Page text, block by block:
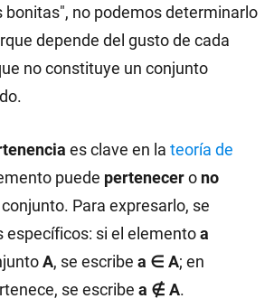
bonitas", no podemos determinarlo
depende del gusto de cada
no constituye un conjunto
es clave en la teoría de
puede pertenecero no
Para expresarlo, se
específicos: si el elementoa
A, se escribe a ∈ A; en
se escribe a ∉ A.